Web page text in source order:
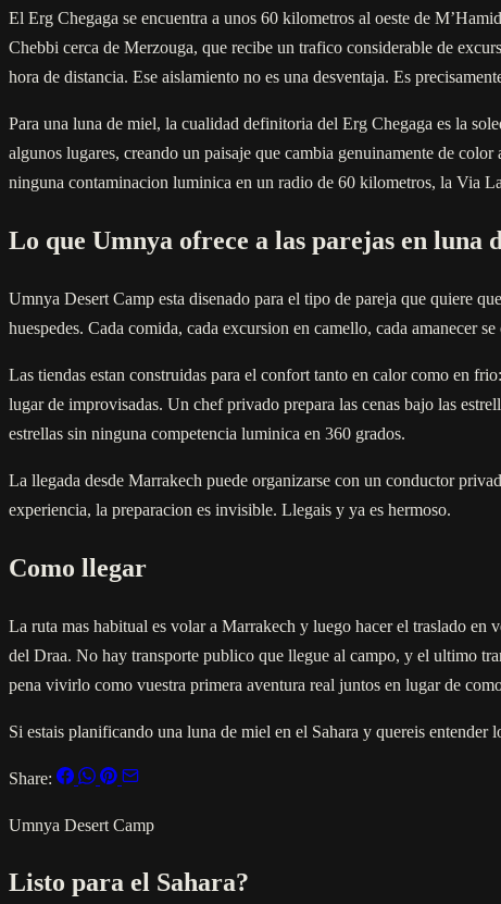
El Erg Chegaga se encuentra a unos 60 kilometros al oeste de
Chebbi cerca de Merzouga, que recibe un trafico considerable de
hora de distancia. Ese aislamiento no es una desventaja. Es
Para una luna de miel, la cualidad definitoria del Erg Chegaga es la
algunos lugares, creando un paisaje que cambia genuinamente de
ninguna contaminacion luminica en un radio de 60 kilometros, la Via
Lo que Umnya ofrece a las parejas en luna
Umnya Desert Camp esta disenado para el tipo de pareja que quiere
huespedes. Cada comida, cada excursion en camello, cada amanecer
Las tiendas estan construidas para el confort tanto en calor como en
lugar de improvisadas. Un chef privado prepara las cenas bajo las
estrellas sin ninguna competencia luminica en 360 grados.
La llegada desde Marrakech puede organizarse con un conductor
experiencia, la preparacion es invisible. Llegais y ya es hermoso.
Como llegar
La ruta mas habitual es volar a Marrakech y luego hacer el traslado
del Draa. No hay transporte publico que llegue al campo, y el ultimo
pena vivirlo como vuestra primera aventura real juntos en lugar de
Si estais planificando una luna de miel en el Sahara y quereis
Share:
Umnya Desert Camp
Listo para el Sahara?